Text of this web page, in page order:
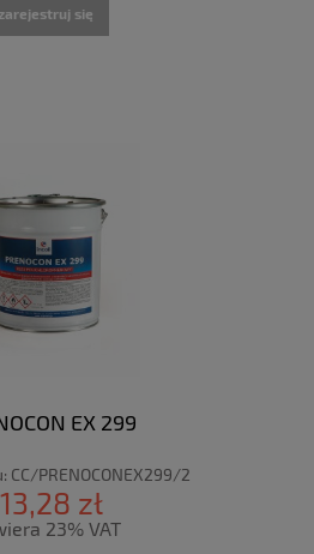
zarejestruj się
EX 299
CC/PRENOCONEX299/2
zł
23% VAT